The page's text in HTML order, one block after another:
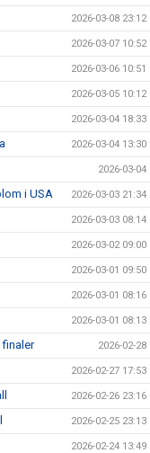
2026-03-08 23:12
2026-03-07 10:52
2026-03-06 10:51
2026-03-05 10:12
2026-03-04 18:33
2026-03-04 13:30
2026-03-04
i USA 2026-03-03 21:34
2026-03-03 08:14
2026-03-02 09:00
2026-03-01 09:50
2026-03-01 08:16
2026-03-01 08:13
finaler 2026-02-28
2026-02-27 17:53
2026-02-26 23:16
2026-02-25 23:13
2026-02-24 13:49